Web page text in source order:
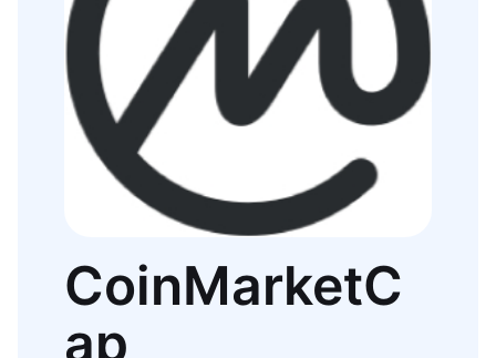
CoinMarketC
ap